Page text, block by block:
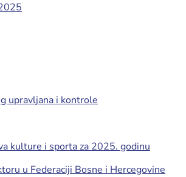
upravljana i kontrole
kulture i sporta za 2025. godinu
u Federaciji Bosne i Hercegovine